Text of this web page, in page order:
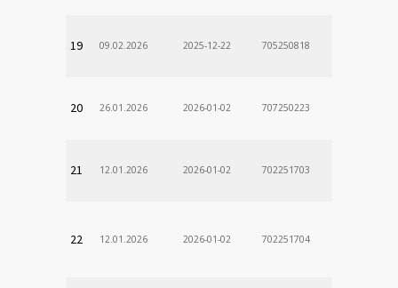
19 09.02.2026 2025-12-22 705250818
20 26.01.2026 2026-01-02 707250223
21 12.01.2026 2026-01-02 702251703
22 12.01.2026 2026-01-02 702251704